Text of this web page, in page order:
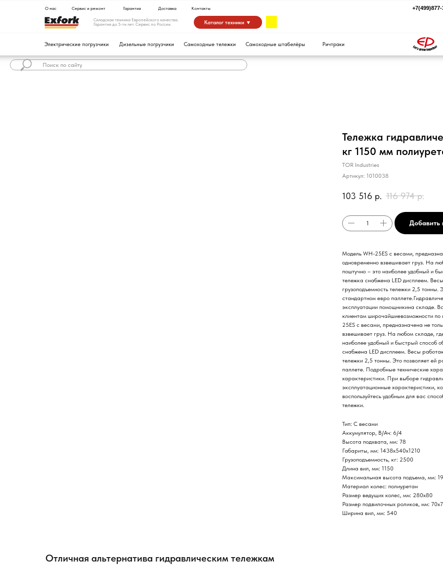
Каталог техники ▼
Складская техника Европейского качества.
Гарантия до 5-ти лет. Сервис по России.
О нас Сервис и ремонт Гарантия Контакты
Тележка
кг 1150 мм
TOR Industries
Артикул: 1010038
103 516 р. 116 974 р.
Добавить
Модель WH-25ES с весами,
одновременно взвешивает груз. На
поштучно – это наиболее удобный и
тележка снабжена LED дисплеем.
грузоподъемность тележки 2,5 тонны.
стандартном евро
эксплуатации помощникина складе.
клиентам широчайшиевозможности
25ES с весами, предназначена не
взвешивает груз. На любом складе,
наиболее удобный и быстрый способ
снабжена LED дисплеем. Весы
тележки 2,5 тонны. Это позволяет ей
паллете. Подробные технические
характеристики. При выборе
эксплуатационные характеристики,
воспользуйтесь удобным для вас
тележки.
Тип: С весами
Аккумулятор, В/Ач: 6/4
Высота подхвата, мм: 78
Габариты, мм: 1438х540х1210
Грузоподъемность, кг: 2500
Длина вил, мм: 1150
Максимальная высота подъема, мм:
Материал колес: полиуретан
Размер ведущих колес, мм: 280х80
Размер подвилочных роликов, мм:
Ширина вил, мм: 540
Отличная альтернатива гидравлическим тележкам